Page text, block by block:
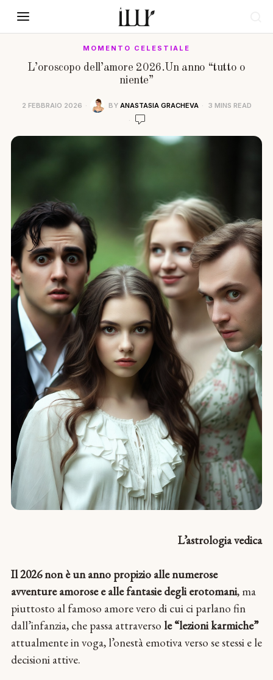
MOMENTO CELESTIALE
L’oroscopo dell’amore 2026.Un anno “tutto o
niente”
2 FEBBRAIO 2026 BY ANASTASIA GRACHEVA 3 MINS READ
L’astrologia vedica
Il 2026 non è un anno propizio alle numerose
avventure amorose e alle fantasie degli erotomani, ma
piuttosto al famoso amore vero di cui ci parlano fin
dall’infanzia, che passa attraverso le “lezioni karmiche”
attualmente in voga, l’onestà emotiva verso se stessi e le
decisioni attive.